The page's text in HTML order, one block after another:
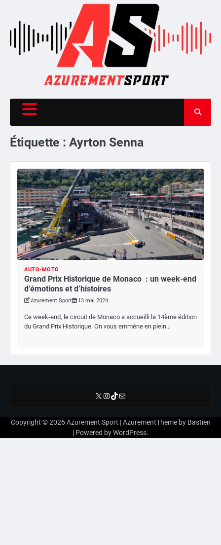
content
Étiquette : Ayrton Senna
AUTO-MOTO
Grand Prix Historique de Monaco : un week-end
d’émotions et d’histoires
Azurement Sport 13 mai 2024
Ce week-end, le circuit de Monaco a accueilli la 14ème édition
du Grand Prix Historique. On vous emmène en plein…
X Instagram
TikTok
E-mail
Copyright © 2026Azurement Sport | AzurementTheme by Bastien
| Powered byWordPress.